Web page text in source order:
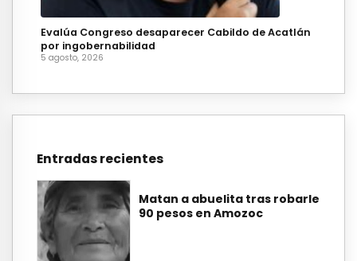
Evalúa Congreso desaparecer Cabildo de Acatlán
por ingobernabilidad
5 agosto, 2026
Entradas recientes
Matan a abuelita tras robarle
90 pesos en Amozoc